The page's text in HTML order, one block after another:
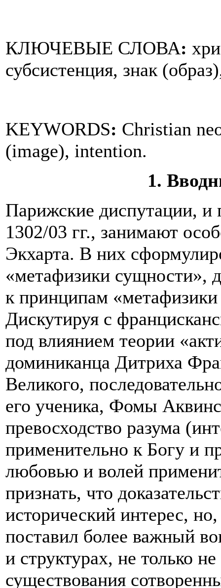
КЛЮЧЕВЫЕ СЛОВА:
субсистенция, знак
KEYWORDS: Christian
(image), intention.
1.
Парижские диспутации, и
1302/03 гг., занимают
Экхарта. В них
«метафизики сущности»,
к принципам
Дискутируя с
под влиянием теории
доминиканца Дитриха
Великого,
его ученика, Фомы
превосходство разума
применительно к Богу и
любовью и волей
признать, что
исторический интерес,
поставил более важный
и структурах, не только
существования